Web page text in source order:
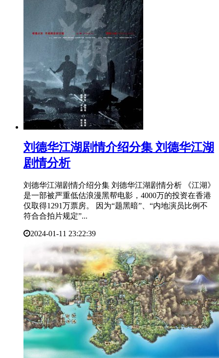
​刘德华江湖剧情介绍分集 刘德华江湖
剧情分析
刘德华江湖剧情介绍分集 刘德华江湖剧情分析 《江湖》
是一部被严重低估浪漫黑帮电影，4000万的投资在香港
仅取得1291万票房。 因为“题黑暗”、“内地演员比例不
符合合拍片规定”...
2024-01-11 23:22:39